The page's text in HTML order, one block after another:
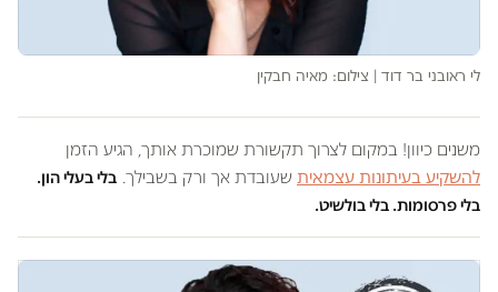
לי ראובני בר דוד | צילום: מאיה חבקין
משנים כיוון! במקום לצרוך תקשורת שמוכרת אותך, הגיע הזמן
להשקיע בעיתונות עצמאית שעובדת אך ורק בשבילך. בלי בעלי הון.
בלי פרסומות. בלי בולשיט.